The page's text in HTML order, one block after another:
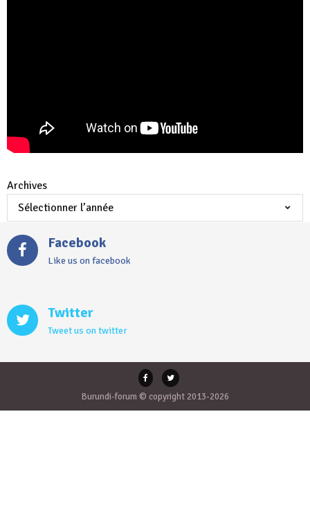
Archives
Facebook
Like us on facebook
Twitter
Tweet us on twitter
Burundi-forum © copyright 2013-2026